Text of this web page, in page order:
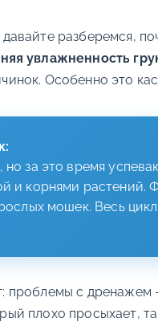
разберемся,
увлажненность
Особенно это
за это время
и корнями растений.
мошек. Весь
проблемы с
плохо